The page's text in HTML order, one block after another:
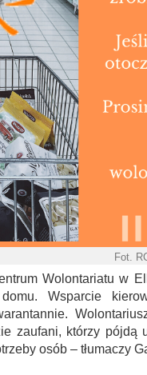
Fot.
Wolontariatu w
Wsparcie
zaufani, którzy pójdą
osób – tłumaczy